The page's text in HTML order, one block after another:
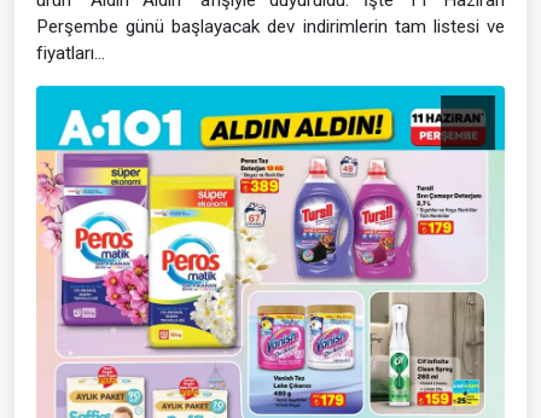
Perşembe günü başlayacak dev indirimlerin tam listesi ve
fiyatları...